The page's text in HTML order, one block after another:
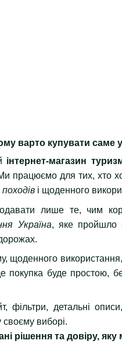
варто купувати саме
інтернет-магазин
працюємо для тих, хто
і щоденного
лише те, чим
Україна, яке пройшло
щоденного
покупка буде простою,
фільтри, детальні
своєму виборі.
рішення та довіру,